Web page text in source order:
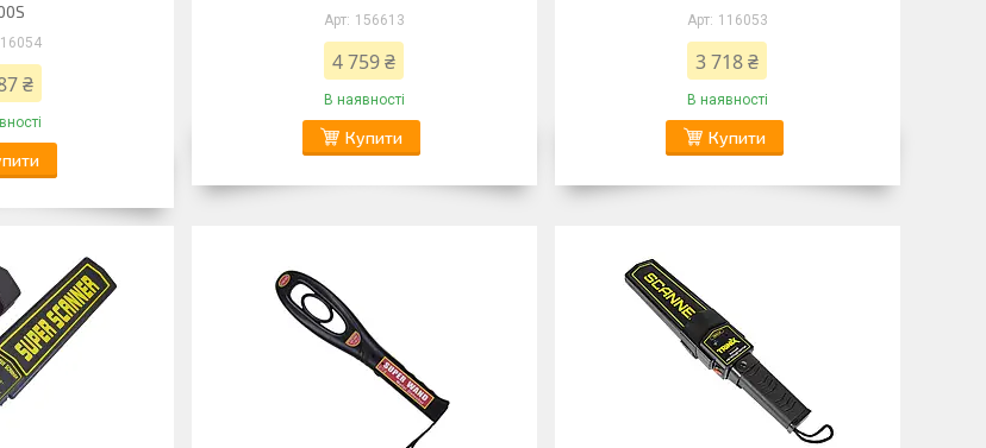
₴
156613
4 759 ₴
В наявності
Купити
116053
3 718 ₴
В наявності
Купити